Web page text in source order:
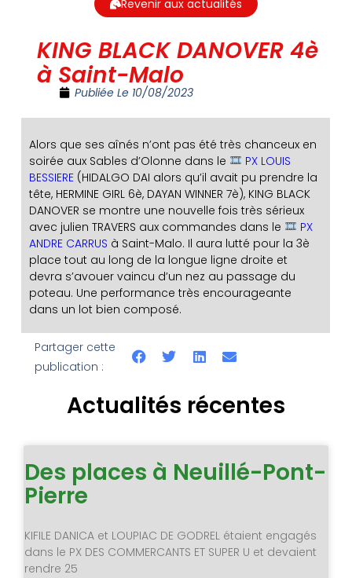
Revenir aux actualités
KING BLACK DANOVER 4è
à Saint-Malo
Publiée Le 10/08/2023
Alors que ses aînés n’ont pas été très chanceux en
soirée aux Sables d’Olonne dans le
PX LOUIS
BESSIERE(HIDALGO DAI alors qu’il avait pu prendre la
tête, HERMINE GIRL 6è, DAYAN WINNER 7è), KING BLACK
DANOVER se montre une nouvelle fois très sérieux
avec julien TRAVERS aux commandes dans le
PX
ANDRE CARRUS à Saint-Malo. Il aura lutté pour la 3è
place tout au long de la longue ligne droite et
devra s’avouer vaincu d’un nez au passage du
poteau. Une performance très encourageante
dans un lot bien composé.
Partager cette
publication :
Actualités récentes
Des places à Neuillé-Pont-
Pierre
KIFILE DANICA et LOUPIAC DE GODREL étaient engagés
dans le PX DES COMMERCANTS ET SUPER U et devaient
rendre 25